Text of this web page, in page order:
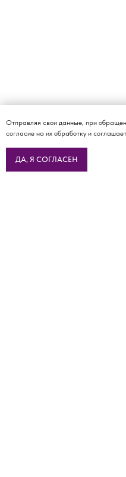
Отправляя свои данные, при
согласие на их обработку и
ДА, Я СОГЛАСЕН